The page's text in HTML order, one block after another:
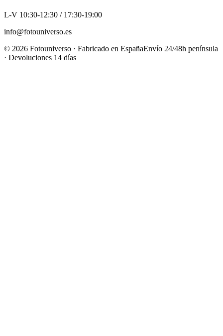
L-V 10:30-12:30 / 17:30-19:00
info@fotouniverso.es
© 2026 Fotouniverso · Fabricado en EspañaEnvío 24/48h península
· Devoluciones 14 días